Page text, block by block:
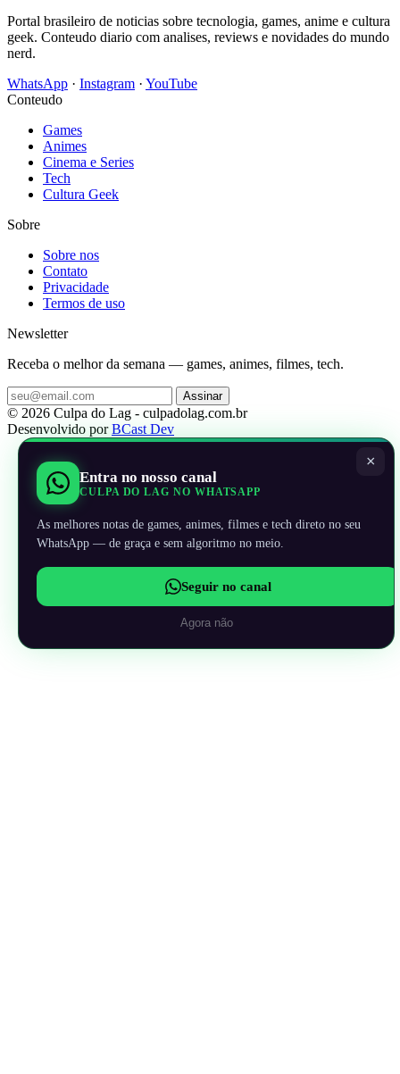
Portal brasileiro de noticias sobre tecnologia, games, anime e cultura
geek. Conteudo diario com analises, reviews e novidades do mundo
nerd.
WhatsApp · Instagram · YouTube
Conteudo
Games
Animes
Cinema e Series
Tech
Cultura Geek
Sobre
Sobre nos
Contato
Privacidade
Termos de uso
Newsletter
Receba o melhor da semana — games, animes, filmes, tech.
Assinar
© 2026 Culpa do Lag - culpadolag.com.br
Desenvolvido porBCast Dev
×
Entra no nosso canal
CULPA DO LAG NO WHATSAPP
As melhores notas de games, animes, filmes e tech direto no seu
WhatsApp — de graça e sem algoritmo no meio.
Seguir no canal
Agora não